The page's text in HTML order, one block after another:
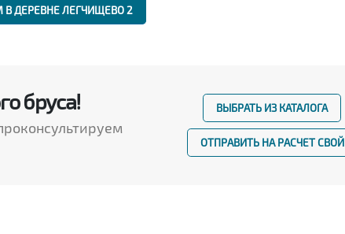
ДЕРЕВНЕ ЛЕГЧИЩЕВО 2
бруса! ВЫБРАТЬ ИЗ КАТАЛОГА
ОТПРАВИТЬ НА РАСЧЕТ СВОЙ